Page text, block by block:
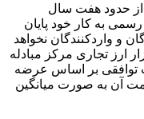
از حدود هفت سال
بهمن ۱۴۰۳) به طور رسمی به کار خود پایان
و واردکنندگان نخواهد
ارز تجاری مرکز مبادله
توافقی بر اساس عرضه
آن به صورت میانگین